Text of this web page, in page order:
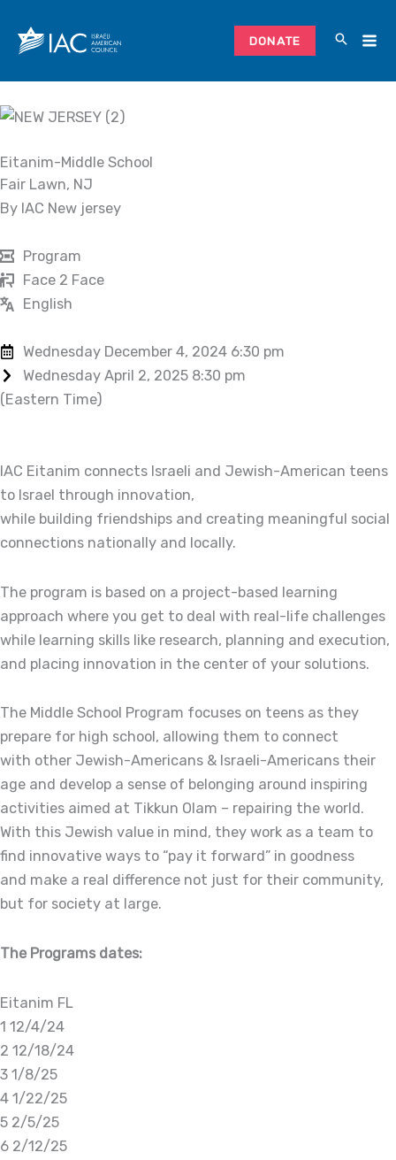
content
DONATE
Eitanim-Middle School
Fair Lawn, NJ
By IAC New jersey
Program
Face 2 Face
English
Wednesday December 4, 2024 6:30 pm
Wednesday April 2, 2025 8:30 pm
(Eastern Time)
IAC Eitanim connects Israeli and Jewish-American teens
to Israel through innovation,
while building friendships and creating meaningful social
connections nationally and locally.
The program is based on a project-based learning
approach where you get to deal with real-life challenges
while learning skills like research, planning and execution,
and placing innovation in the center of your solutions.
The Middle School Program focuses on teens as they
prepare for high school, allowing them to connect
with other Jewish-Americans & Israeli-Americans their
age and develop a sense of belonging around inspiring
activities aimed at Tikkun Olam – repairing the world.
With this Jewish value in mind, they work as a team to
find innovative ways to “pay it forward” in goodness
and make a real difference not just for their community,
but for society at large.
The Programs dates:
Eitanim FL
1 12/4/24
2 12/18/24
3 1/8/25
4 1/22/25
5 2/5/25
6 2/12/25